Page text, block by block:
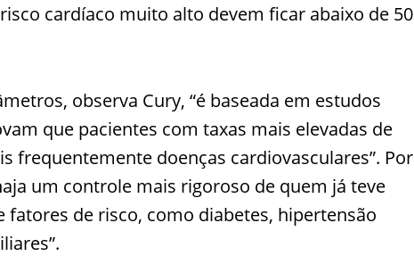
cardíaco muito alto devem ficar abaixo de 50
observa Cury, “é baseada em estudos
que pacientes com taxas mais elevadas de
frequentemente doenças cardiovasculares”. Por
um controle mais rigoroso de quem já teve
de risco, como diabetes, hipertensão